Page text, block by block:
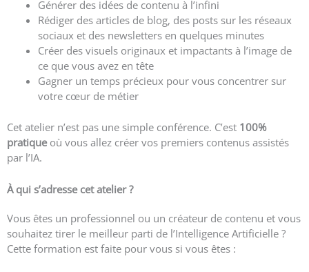
Générer des idées de contenu à l’infini
Rédiger des articles de blog, des posts sur les réseaux
sociaux et des newsletters en quelques minutes
Créer des visuels originaux et impactants à l’image de
ce que vous avez en tête
Gagner un temps précieux pour vous concentrer sur
votre cœur de métier
Cet atelier n’est pas une simple conférence. C’est 100%
pratiqueoù vous allez créer vos premiers contenus assistés
par l’IA.
À qui s’adresse cet atelier ?
Vous êtes un professionnel ou un créateur de contenu et vous
souhaitez tirer le meilleur parti de l’Intelligence Artificielle ?
Cette formation est faite pour vous si vous êtes :